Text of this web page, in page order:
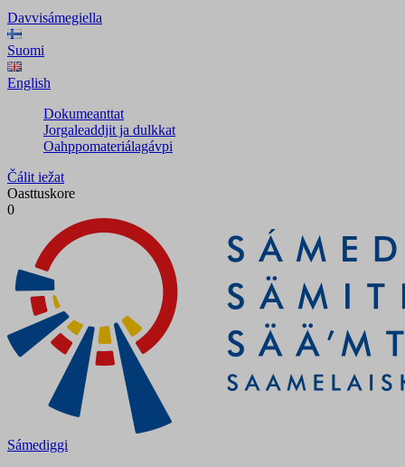
Davvisámegiella
Suomi
English
Dokumeanttat
Jorgaleaddjit ja dulkkat
Oahppomateriálagávpi
Čálit iežat
Oasttuskore
0
Sámediggi